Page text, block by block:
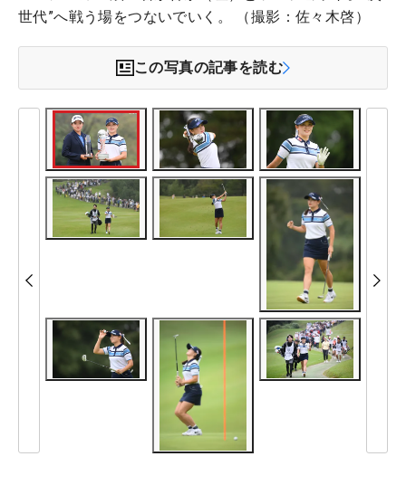
世代”へ戦う場をつないでいく。 （撮影：佐々木啓）
この写真の記事を読む